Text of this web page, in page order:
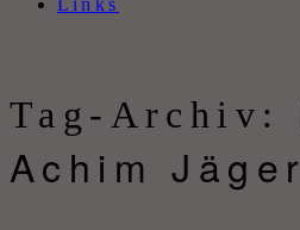
Tag-Archiv:
Achim Jäger